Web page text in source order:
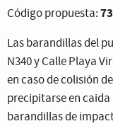
Código propuesta:
Las barandillas del
N340 y Calle Playa
en caso de colisión
precipitarse en caida
barandillas de